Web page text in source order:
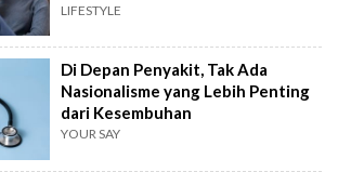
LIFESTYLE
Di Depan Penyakit, Tak Ada
Nasionalisme yang Lebih Penting
dari Kesembuhan
YOUR SAY